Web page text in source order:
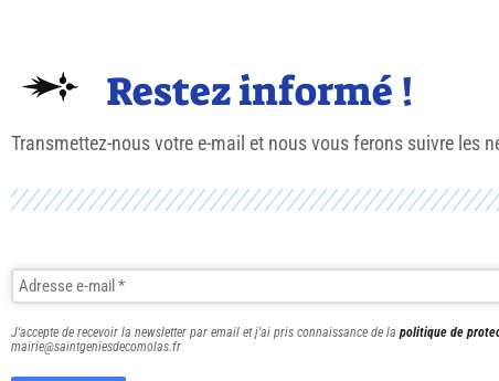
Restez informé !
Transmettez-nous votre e-mail et nous vous ferons suivre les
J'accepte de recevoir la newsletter par email et j'ai pris connaissance de la politique de
mairie@saintgeniesdecomolas.fr